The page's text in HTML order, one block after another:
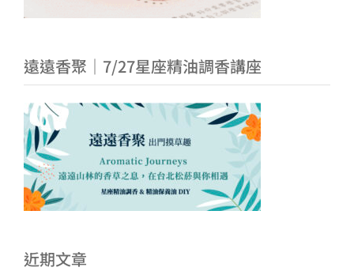
遠遠香聚｜7/27星座精油調香講座
近期文章